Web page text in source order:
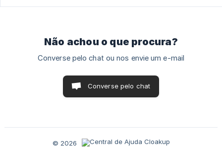
Não achou o que procura?
Converse pelo chat ou nos envie um e-mail
Converse pelo chat
© 2026